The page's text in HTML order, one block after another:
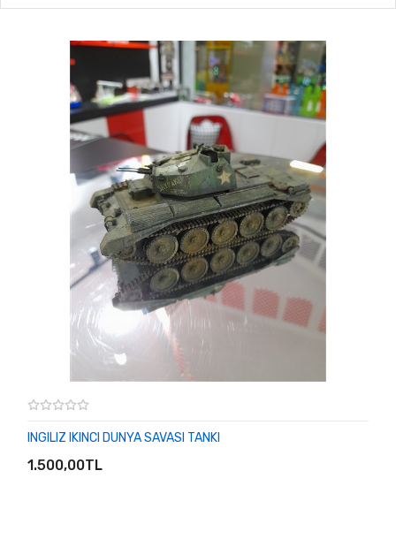
INGILIZ IKINCI DUNYA SAVASI TANKI
1.500,00TL